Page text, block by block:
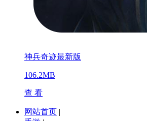
神兵奇迹最新版
106.2MB
查 看
网站首页 |